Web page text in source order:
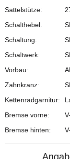
Sattelstütze:
Schalthebel:
Schaltung:
Schaltwerk:
Vorbau:
Zahnkranz:
Kettenradgarnitur:
Bremse vorne:
Bremse hinten: